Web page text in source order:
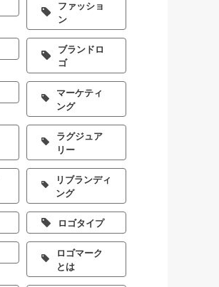
ファッショ
ン
ブランドロ
ゴ
マーケティ
ング
ラグジュア
リー
リブランディ
ング
ロゴタイプ
ロゴマーク
とは